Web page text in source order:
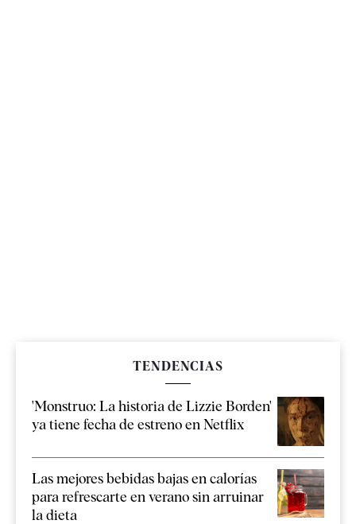
TENDENCIAS
'Monstruo: La historia de Lizzie Borden'
ya tiene fecha de estreno en Netflix
Las mejores bebidas bajas en calorías
para refrescarte en verano sin arruinar
la dieta